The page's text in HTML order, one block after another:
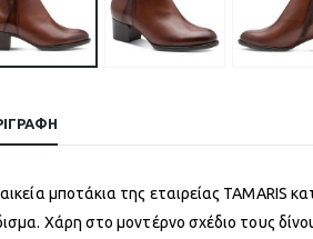
μποτάκια της εταιρείας TAMARIS
Χάρη στο μοντέρνο σχέδιο τους